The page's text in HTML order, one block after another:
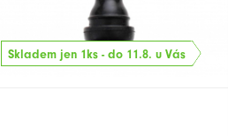
Skladem jen 1ks - do 11.8. u Vás